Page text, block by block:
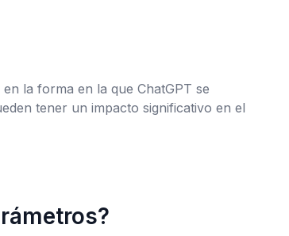
la forma en la que ChatGPT se
tener un impacto significativo en el